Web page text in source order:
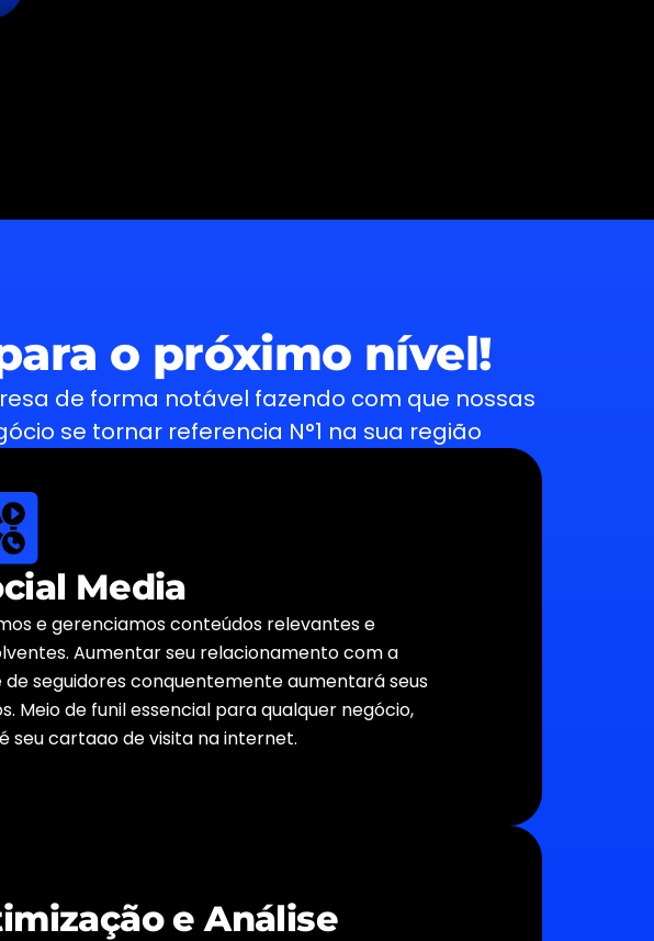
o próximo nível!
de forma notável fazendo com que nossas
se tornar referencia N°1 na sua região
Media
e gerenciamos conteúdos relevantes e
Aumentar seu relacionamento com a
de seguidores conquentemente aumentará seus
Meio de funil essencial para qualquer negócio,
seu cartaao de visita na internet.
e Análise